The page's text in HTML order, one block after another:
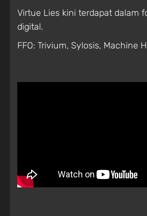
Virtue Lies kini terdapat dalam
digital.
FFO: Trivium, Sylosis, Machine